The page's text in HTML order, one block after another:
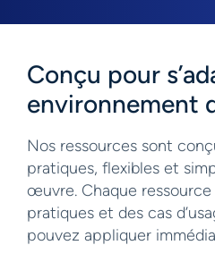
Conçu pour
environnement
Nos ressources sont
pratiques, flexibles et
œuvre. Chaque
pratiques et des cas
pouvez appliquer